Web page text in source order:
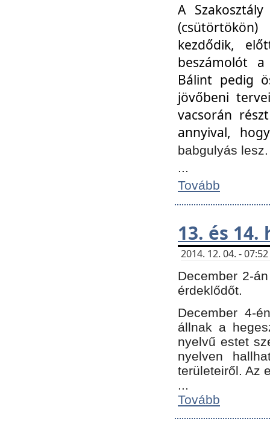
A
kezdődik,
beszámolót
Bálint pedig
jövőbeni
vacsorán
annyival,
babgulyás
...
Tovább
13. és
2014. 12. 04. -
December 2-
érdeklődőt.
December 4-
állnak a
nyelvű estet
nyelven
területeiről. Az
...
Tovább